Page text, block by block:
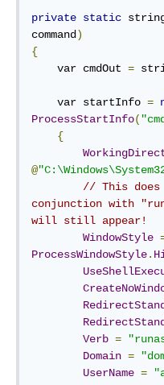
private static
command)
{
    var cmdOut
=
    var startInfo
=
ProcessStartInfo(
{
@
// This
conjunction with
will still appear!
WindowStyle
ProcessWindowStyle.
Verb =
Domain =
UserName =